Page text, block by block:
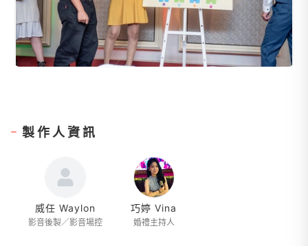
製作人資訊
威任 Waylon
影音後製／影音場控
巧婷 Vina
婚禮主持人